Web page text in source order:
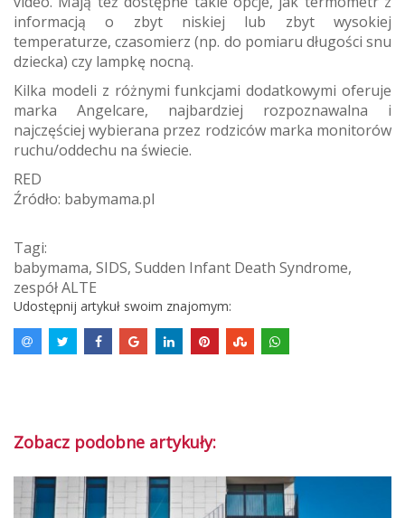
informacją o zbyt niskiej lub zbyt wysokiej
temperaturze, czasomierz (np. do pomiaru długości snu
dziecka) czy lampkę nocną.
Kilka modeli z różnymi funkcjami dodatkowymi oferuje
marka Angelcare, najbardziej rozpoznawalna i
najczęściej wybierana przez rodziców marka monitorów
ruchu/oddechu na świecie.
RED
Źródło: babymama.pl
Tagi:
babymama, SIDS, Sudden Infant Death Syndrome,
zespół ALTE
Udostępnij artykuł swoim znajomym:
Zobacz podobne artykuły: